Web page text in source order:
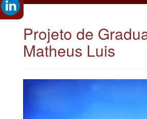
Projeto de
Matheus Luis